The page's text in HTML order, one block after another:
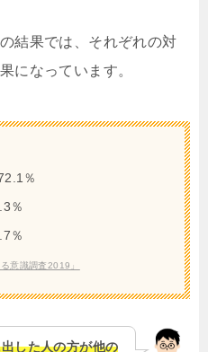
結果では、それぞれの対
になっています。
％
％
％
意識調査2019」
した人の方が他の